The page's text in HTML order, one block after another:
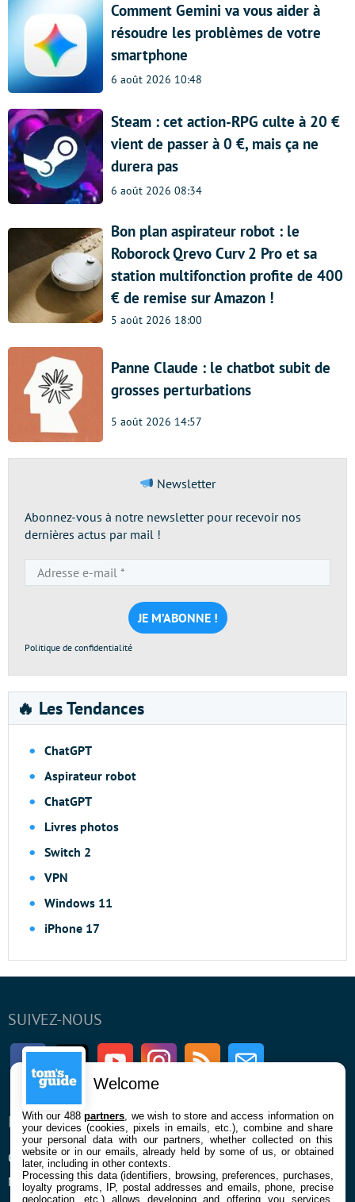
Comment Gemini va vous aider à
résoudre les problèmes de votre
smartphone
6 août 2026 10:48
Steam : cet action-RPG culte à 20 €
vient de passer à 0 €, mais ça ne
durera pas
6 août 2026 08:34
Bon plan aspirateur robot : le
Roborock Qrevo Curv 2 Pro et sa
station multifonction profite de 400
€ de remise sur Amazon !
5 août 2026 18:00
Panne Claude : le chatbot subit de
grosses perturbations
5 août 2026 14:57
Newsletter
Abonnez-vous à notre newsletter pour recevoir nos
dernières actus par mail !
e-
mail
*
Politique de confidentialité
🔥 Les Tendances
ChatGPT
Aspirateur robot
ChatGPT
Livres photos
Switch 2
VPN
Windows 11
iPhone 17
SUIVEZ-NOUS
FacebookTwitter Youtube InstagramRSS Newsletter
ENTREPRISE
Qui sommes nous
Mentions légales et CGU
À PROPOS
La rédaction
Contact
Welcome
With our 488partners , we wish to store and access information on
your devices (cookies, pixels in emails, etc.), combine and share
your personal data with our partners, whether collected on this
website or in our emails, already held by some of us, or obtained
later, including in other contexts.
Processing this data (identifiers, browsing, preferences, purchases,
loyalty programs, IP, postal addresses and emails, phone, precise
geolocation, etc.) allows developing and offering you services,